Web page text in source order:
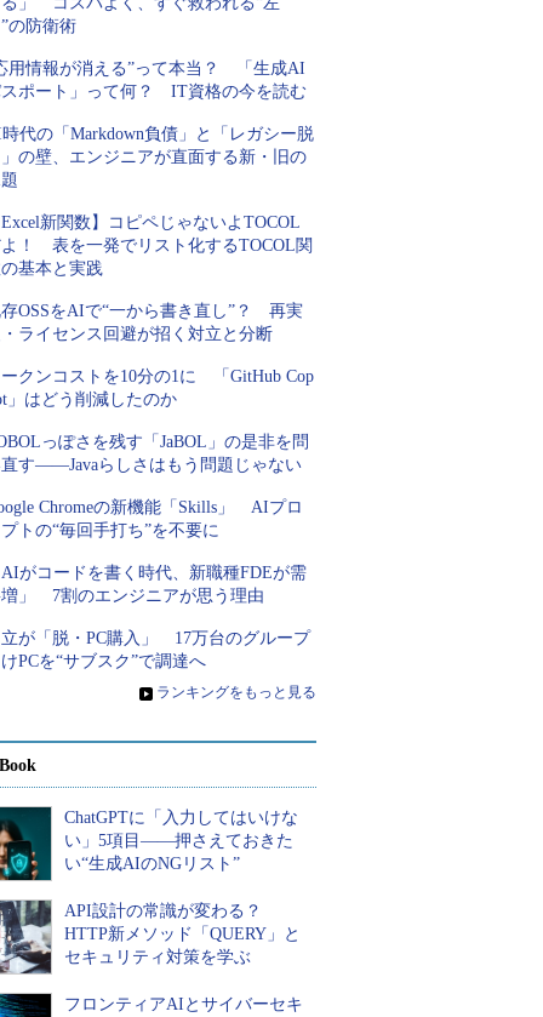
の防衛術
用情報が消える”って本当？ 「生成AI
ポート」って何？ IT資格の今を読む
代の「Markdown負債」と「レガシー脱
の壁、エンジニアが直面する新・旧の
新関数】コピペじゃないよTOCOL
！ 表を一発でリスト化するTOCOL関
基本と実践
OSSをAIで“一から書き直し”？ 再実
ライセンス回避が招く対立と分断
クンコストを10分の1に 「GitHub Cop
」はどう削減したのか
っぽさを残す「JaBOL」の是非を問
す――Javaらしさはもう問題じゃない
Chromeの新機能「Skills」 AIプロ
トの“毎回手打ち”を不要に
がコードを書く時代、新職種FDEが需
」 7割のエンジニアが思う理由
が「脱・PC購入」 17万台のグループ
PCを“サブスク”で調達へ
» ランキングをもっと見る
ChatGPTに「入力してはいけな
い」5項目――押さえておきた
い“生成AIのNGリスト”
API設計の常識が変わる？
HTTP新メソッド「QUERY」と
セキュリティ対策を学ぶ
フロンティアAIとサイバーセキ